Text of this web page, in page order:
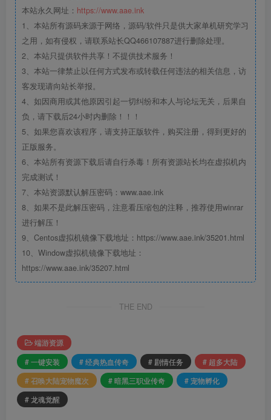
本站永久网址： https://www.aae.ink
1、本站所有源码来源于网络，源码/软件只是供大家单机研究学习
之用，如有侵权，请联系站长QQ466107887进行删除处理。
2、本站只提供软件共享！不提供技术服务！
3、本站一律禁止以任何方式发布或转载任何违法的相关信息，访
客发现请向站长举报。
4、如因商用或其他原因引起一切纠纷和本人与论坛无关，后果自
负，请下载后24小时内删除！！！
5、如果您喜欢该程序，请支持正版软件，购买注册，得到更好的
正版服务。
6、本站所有资源下载后请自行杀毒！所有资源站长均在虚拟机内
完成测试！
7、本站资源默认解压密码：www.aae.ink
8、如果不是此解压密码，注意看压缩包的注释，推荐使用winrar
进行解压！
9、Centos虚拟机镜像下载地址：https://www.aae.ink/35201.html
10、Window虚拟机镜像下载地址：
https://www.aae.ink/35207.html
THE END
端游资源
# 一键安装
# 经典热血传奇 # 剧情任务
# 超多大陆
# 召唤大陆宠物魔次
# 暗黑三职业传奇
# 宠物孵化
# 龙魂觉醒